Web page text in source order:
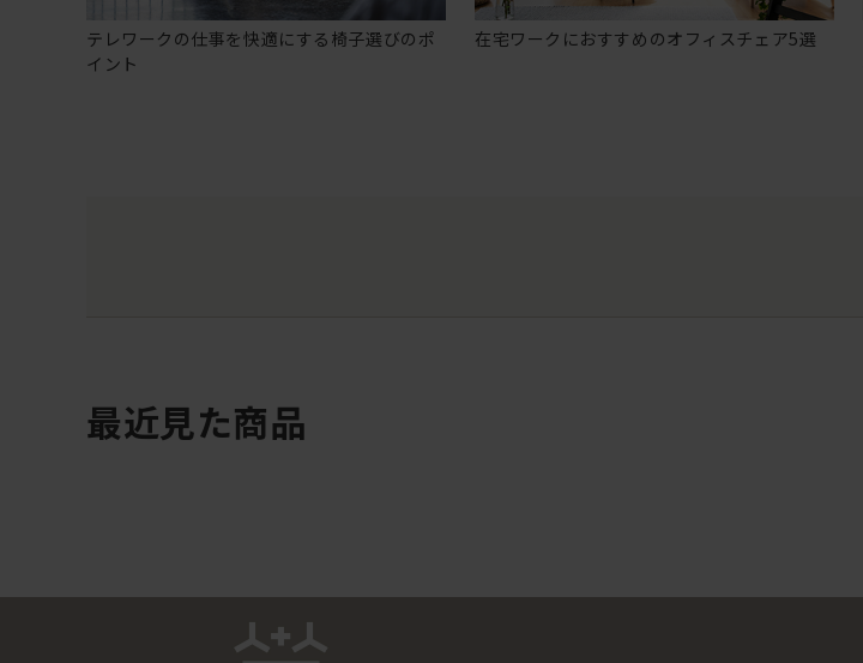
テレワークの仕事を快適にする椅子選びのポ
イント
在宅ワークにおすすめのオフィスチェア5選
最近見た商品